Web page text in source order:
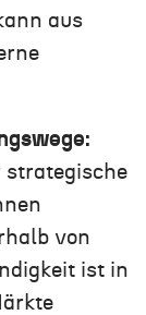
aus
strategische
von
ist in